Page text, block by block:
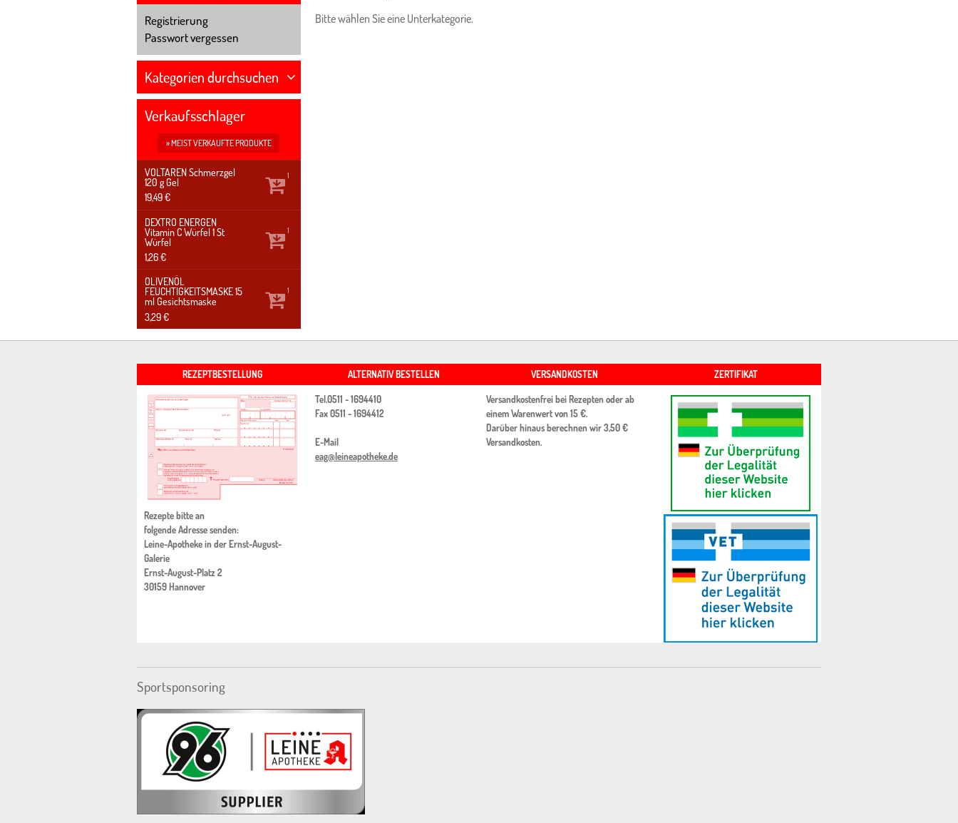
Bitte wählen Sie eine Unterkategorie.
Registrierung
Passwort vergessen
Kategorien durchsuchen
Verkaufsschlager
» MEIST VERKAUFTE PRODUKTE
VOLTAREN Schmerzgel
120 gGel
19,49 €
1
DEXTRO ENERGEN
Vitamin C Würfel1 St
Würfel
1,26 €
1
OLIVENÖL
FEUCHTIGKEITSMASKE15
mlGesichtsmaske
3,29 €
1
REZEPTBESTELLUNG
Rezepte bitte an
folgende Adresse senden:
Leine-Apotheke in der Ernst-August-
Galerie
Ernst-August-Platz 2
30159 Hannover
ALTERNATIV BESTELLEN
Tel.0511 - 1694410
Fax0511 -1694412
E-Mail
eag@leineapotheke.de
VERSANDKOSTEN
Versandkostenfrei bei Rezepten oder ab
einem Warenwert von 15 €.
Darüber hinaus berechnen wir 3,50 €
Versandkosten.
ZERTIFIKAT
Sportsponsoring